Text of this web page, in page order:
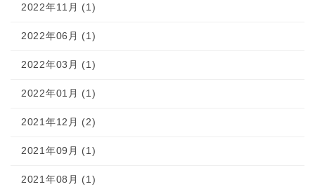
2022年11月 (1)
2022年06月 (1)
2022年03月 (1)
2022年01月 (1)
2021年12月 (2)
2021年09月 (1)
2021年08月 (1)